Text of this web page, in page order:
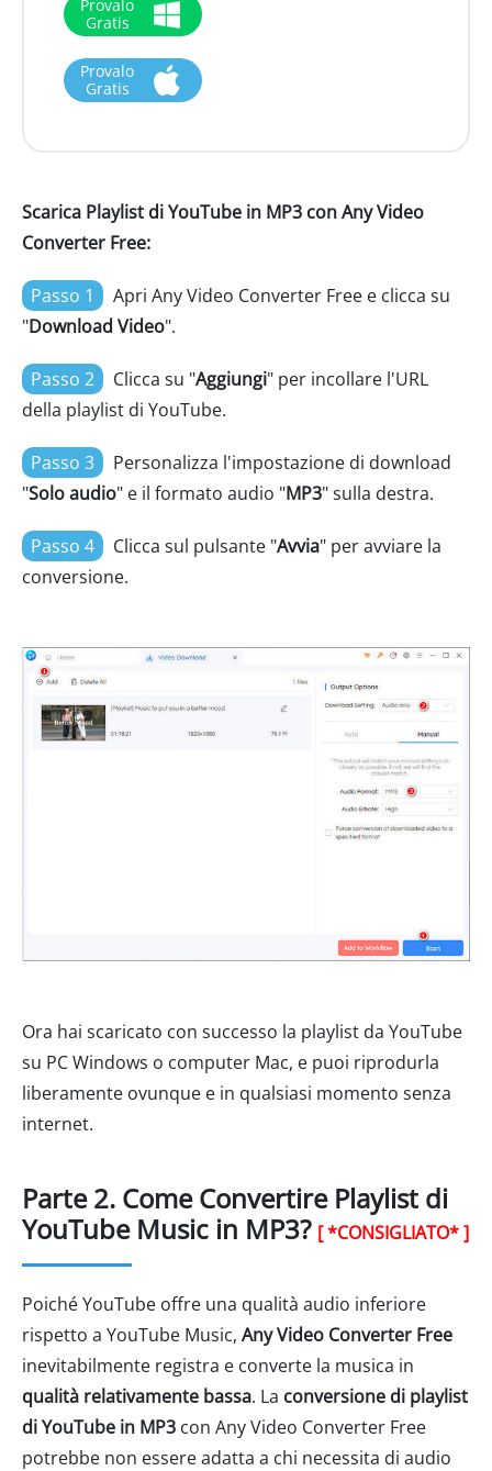
Provalo
Gratis
Provalo
Gratis
Scarica Playlist di YouTube in MP3 con Any Video
Converter Free:
Passo 1
Apri Any Video Converter Free e clicca su
"Download Video".
Passo 2 Clicca su "Aggiungi" per incollare l'URL
della playlist di YouTube.
Passo 3
Personalizza l'impostazione di download
"Solo audio" e il formato audio "MP3" sulla destra.
Passo 4 Clicca sul pulsante "Avvia" per avviare la
conversione.
Ora hai scaricato con successo la playlist da YouTube
su PC Windows o computer Mac, e puoi riprodurla
liberamente ovunque e in qualsiasi momento senza
internet.
Parte 2. Come Convertire Playlist di
YouTube Music in MP3? [ *CONSIGLIATO* ]
Poiché YouTube offre una qualità audio inferiore
rispetto a YouTube Music, Any Video Converter Free
inevitabilmente registra e converte la musica in
qualità relativamente bassa. La conversione di playlist
di YouTube in MP3 con Any Video Converter Free
potrebbe non essere adatta a chi necessita di audio